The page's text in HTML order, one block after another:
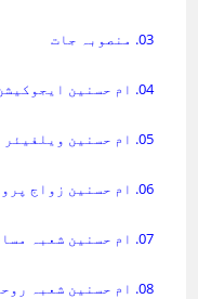
03. منصوبہ جات
04. ام حسنین ایجوکیشن پروگرام
05. ام حسنین ویلفیئر پروگرام
06. ام حسنین زواج پروگرام
07. ام حسنین شعبہ مساجد
08. ام حسنین شعبہ روحانی علاج